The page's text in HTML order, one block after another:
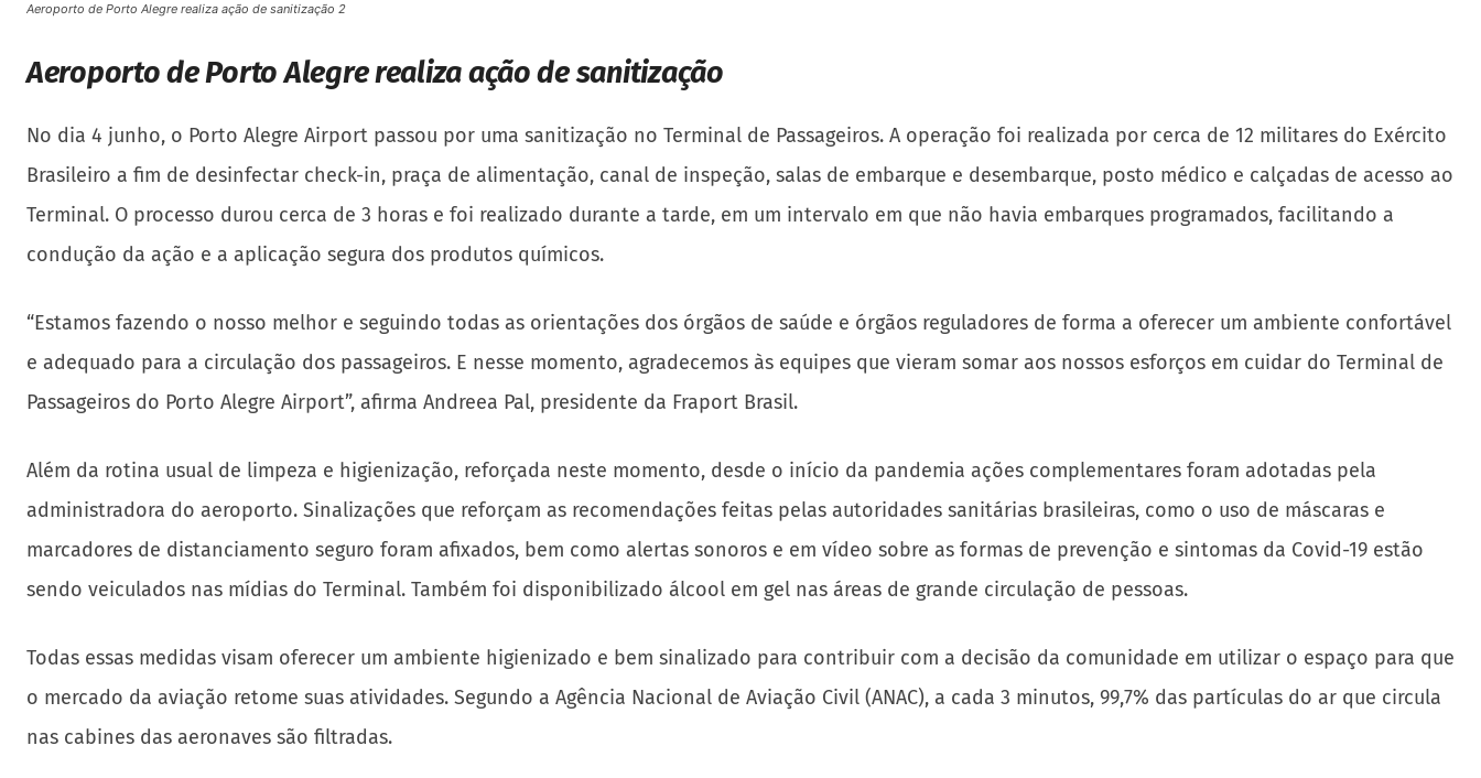
Aeroporto de Porto Alegre realiza ação de sanitização 2
Aeroporto de Porto Alegre realiza ação de sanitização
No dia 4 junho, o Porto Alegre Airport passou por uma sanitização no Terminal de Passageiros. A operação foi realizada por cerca de 12 militares do Exército
Brasileiro a fim de desinfectar check-in, praça de alimentação, canal de inspeção, salas de embarque e desembarque, posto médico e calçadas de acesso ao
Terminal. O processo durou cerca de 3 horas e foi realizado durante a tarde, em um intervalo em que não havia embarques programados, facilitando a
condução da ação e a aplicação segura dos produtos químicos.
“Estamos fazendo o nosso melhor e seguindo todas as orientações dos órgãos de saúde e órgãos reguladores de forma a oferecer um ambiente confortável
e adequado para a circulação dos passageiros. E nesse momento, agradecemos às equipes que vieram somar aos nossos esforços em cuidar do Terminal de
Passageiros do Porto Alegre Airport”, afirma Andreea Pal, presidente da Fraport Brasil.
Além da rotina usual de limpeza e higienização, reforçada neste momento, desde o início da pandemia ações complementares foram adotadas pela
administradora do aeroporto. Sinalizações que reforçam as recomendações feitas pelas autoridades sanitárias brasileiras, como o uso de máscaras e
marcadores de distanciamento seguro foram afixados, bem como alertas sonoros e em vídeo sobre as formas de prevenção e sintomas da Covid-19 estão
sendo veiculados nas mídias do Terminal. Também foi disponibilizado álcool em gel nas áreas de grande circulação de pessoas.
Todas essas medidas visam oferecer um ambiente higienizado e bem sinalizado para contribuir com a decisão da comunidade em utilizar o espaço para que
o mercado da aviação retome suas atividades. Segundo a Agência Nacional de Aviação Civil (ANAC), a cada 3 minutos, 99,7% das partículas do ar que circula
nas cabines das aeronaves são filtradas.